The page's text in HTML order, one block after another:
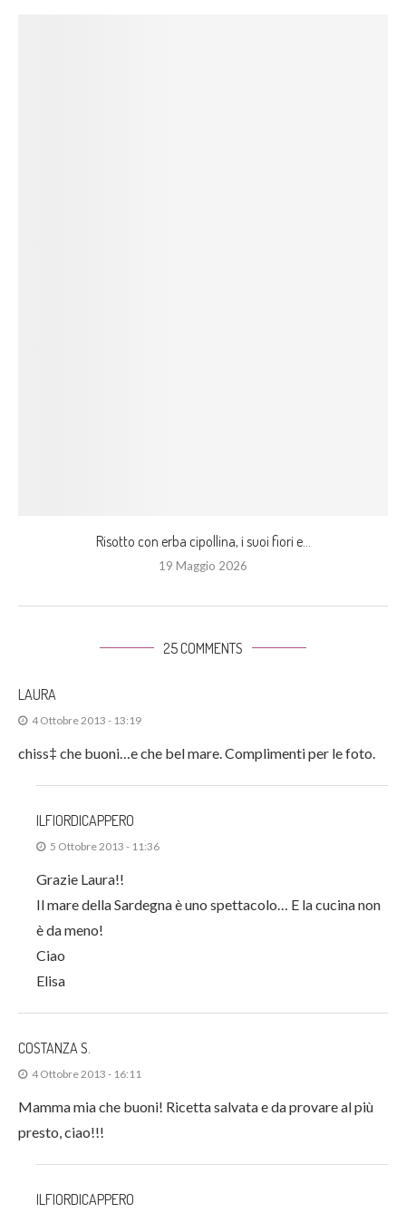
Risotto con erba cipollina, i suoi fiori e...
19 Maggio 2026
25 COMMENTS
LAURA
4 Ottobre 2013 - 13:19
chiss‡ che buoni…e che bel mare. Complimenti per le foto.
ILFIORDICAPPERO
5 Ottobre 2013 - 11:36
Grazie Laura!!
Il mare della Sardegna è uno spettacolo… E la cucina non
è da meno!
Ciao
Elisa
COSTANZA S.
4 Ottobre 2013 - 16:11
Mamma mia che buoni! Ricetta salvata e da provare al più
presto, ciao!!!
ILFIORDICAPPERO